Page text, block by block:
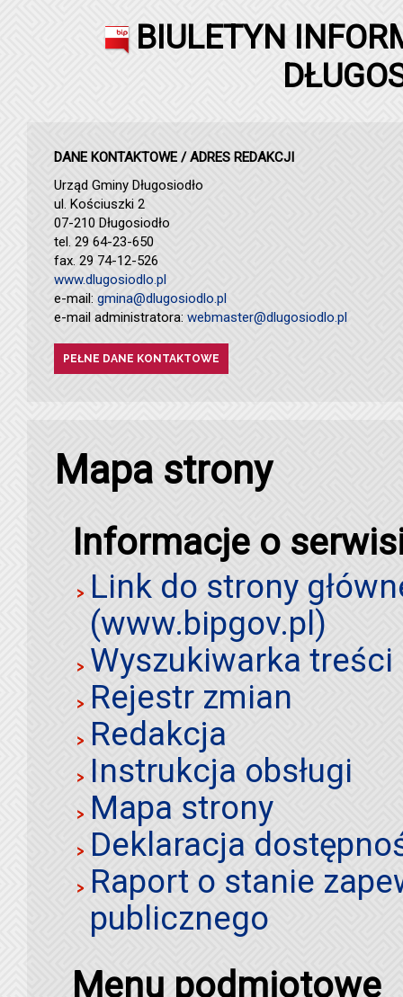
BIULETYN
DANE KONTAKTOWE / ADRES REDAKCJI
Urząd Gminy Długosiodło
ul. Kościuszki 2
07-210 Długosiodło
tel. 29 64-23-650
fax. 29 74-12-526
www.dlugosiodlo.pl
e-mail: gmina@dlugosiodlo.pl
e-mail administratora: webmaster@dlugosiodlo.pl
PEŁNE DANE KONTAKTOWE
Mapa strony
Informacje o
Link do strony
(www.bipgov.pl)
Wyszukiwarka
Rejestr zmian
Redakcja
Instrukcja obsługi
Mapa strony
Deklaracja
Raport o stanie
publicznego
Menu podmiotowe